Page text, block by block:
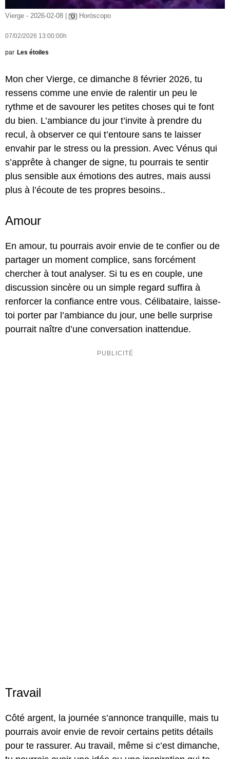
Vierge - 2026-02-08 | Horóscopo
07/02/2026 13:00:00h
par Les étoiles
Mon cher Vierge, ce dimanche 8 février 2026, tu
ressens comme une envie de ralentir un peu le
rythme et de savourer les petites choses qui te font
du bien. L’ambiance du jour t’invite à prendre du
recul, à observer ce qui t’entoure sans te laisser
envahir par le stress ou la pression. Avec Vénus qui
s’apprête à changer de signe, tu pourrais te sentir
plus sensible aux émotions des autres, mais aussi
plus à l’écoute de tes propres besoins..
Amour
En amour, tu pourrais avoir envie de te confier ou de
partager un moment complice, sans forcément
chercher à tout analyser. Si tu es en couple, une
discussion sincère ou un simple regard suffira à
renforcer la confiance entre vous. Célibataire, laisse-
toi porter par l’ambiance du jour, une belle surprise
pourrait naître d’une conversation inattendue.
Travail
Côté argent, la journée s’annonce tranquille, mais tu
pourrais avoir envie de revoir certains petits détails
pour te rassurer. Au travail, même si c’est dimanche,